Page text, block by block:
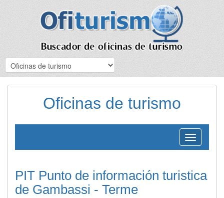
Oficinas de turismo
Toggle
navigation
PIT Punto de información turistica
de Gambassi - Terme